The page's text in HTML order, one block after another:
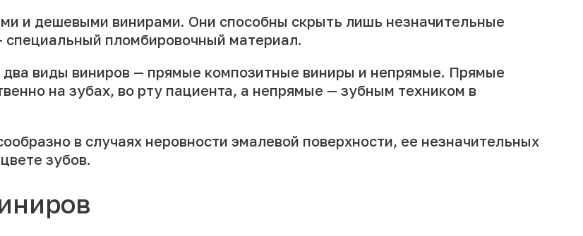
и дешевыми винирами. Они способны скрыть лишь незначительные
пломбировочный материал.
два виды виниров — прямые композитные виниры и непрямые. Прямые
на зубах, во рту пациента, а непрямые — зубным техником в
в случаях неровности эмалевой поверхности, ее незначительных
зубов.